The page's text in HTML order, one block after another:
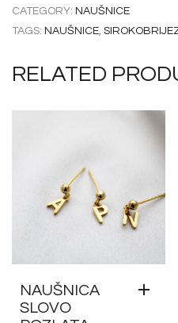
CATEGORY: NAUŠNICE
TAGS: NAUŠNICE,
RELATED
NAUŠNICA
SLOVO